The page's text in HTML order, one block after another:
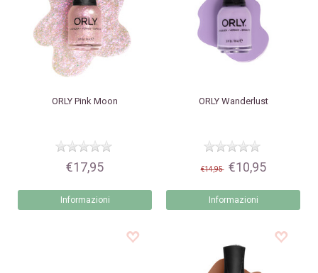
ORLY Pink Moon
€17,95
Informazioni
ORLYWanderlust
€14,95 €10,95
Informazioni